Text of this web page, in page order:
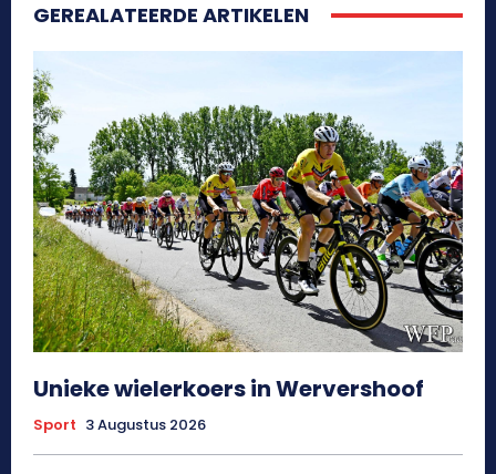
GEREALATEERDE ARTIKELEN
Unieke wielerkoers in Wervershoof
Sport 3 Augustus 2026